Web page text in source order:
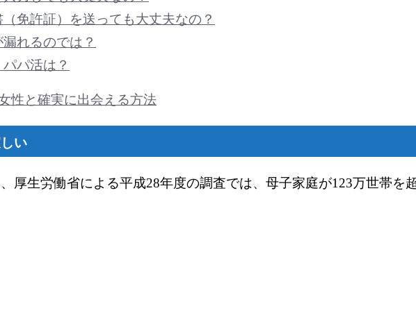
免許証）を送っても大丈夫なの？
れるのでは？
パ活は？
性と確実に出会える方法
い
厚生労働省による平成28年度の調査では、母子家庭が123万世帯を